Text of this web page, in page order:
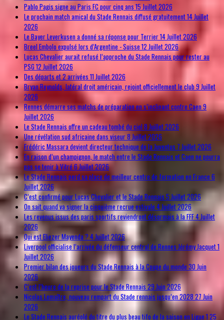
Pablo Pagis signe au Paris FC pour cinq ans15 Juillet 2026
Le prochain match amical du Stade Rennais diffusé gratuitement14 Juillet
2026
Le Bayer Leverkusen a donné sa réponse pour Terrier14 Juillet 2026
Breel Embolo expulsé lors d’Argentine - Suisse 12 Juillet 2026
Lucas Chevalier aurait refusé l’approche du Stade Rennais pour rester au
PSG12 Juillet 2026
Des départs et 2 arrivées11 Juillet 2026
Bryan Reynolds, latéral droit américain, rejoint officiellement le club9 Juillet
2026
Rennes démarre ses matchs de préparation en s’inclinant contre Caen9
Juillet 2026
Le Stade Rennais offre un cadeau tombé du ciel8 Juillet 2026
Une révélation sud africaine dans viseur8 Juillet 2026
Frédéric Massara devient directeur technique de la Juventus 7 Juillet 2026
En raison d’un champignon, le match entre le Stade Rennais et Caen ne pourra
pas se tenir à Vitré6 Juillet 2026
Le Stade Rennais perd sa place de meilleur centre de formation en France 6
Juillet 2026
C’est confirmé pour Lucas Chevalier et le Stade Rennais 5 Juillet 2026
On sait quand va signer la cinquième recrue estivale 4 Juillet 2026
Les revenus issus des paris sportifs reviendront désormais à la FFF4 Juillet
2026
Qui est Eliezer Mayenda ? 4 Juillet 2026
Liverpool officialise l’arrivée du défenseur central de Rennes Jérémy Jacquet1
Juillet 2026
Premier bilan des joueurs du Stade Rennais à la Coupe du monde 30 Juin
2026
C’est l’heure de la reprise pour le Stade Rennais29 Juin 2026
Nicolas Lemaître, nouveau rempart du Stade rennais jusqu’en 2028 27 Juin
2026
Le Stade Rennais auréolé du titre du plus beau tifo de la saison en Ligue 125